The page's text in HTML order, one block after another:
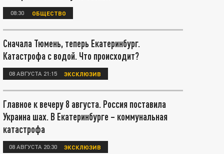
08:30 ОБЩЕСТВО
Сначала Тюмень, теперь Екатеринбург.
Катастрофа с водой. Что происходит?
08 АВГУСТА 21:15 ЭКСКЛЮЗИВ
Главное к вечеру 8 августа. Россия поставила
Украина шах. В Екатеринбурге – коммунальная
катастрофа
08 АВГУСТА 20:30 ЭКСКЛЮЗИВ